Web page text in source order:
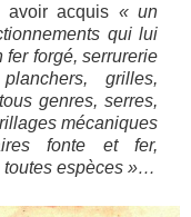
avoir acquis « un
qui lui
forgé, serrurerie
grilles,
genres, serres,
mécaniques
fonte et fer,
toutes espèces »…